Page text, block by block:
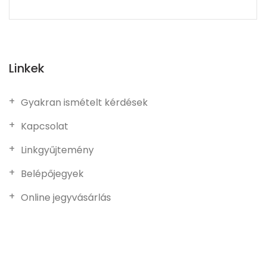
Linkek
Gyakran ismételt kérdések
Kapcsolat
Linkgyűjtemény
Belépőjegyek
Online jegyvásárlás